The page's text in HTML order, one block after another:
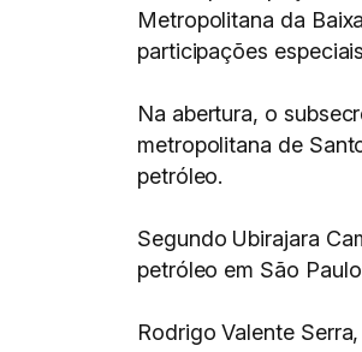
Metropolitana da
participações
Na abertura, o
metropolitana de
petróleo.
Segundo Ubirajara
petróleo em São
Rodrigo Valente